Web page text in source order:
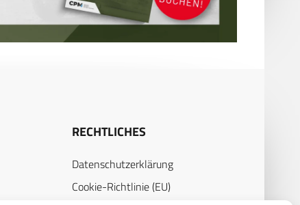
RECHTLICHES
Datenschutzerklärung
Cookie-Richtlinie (EU)